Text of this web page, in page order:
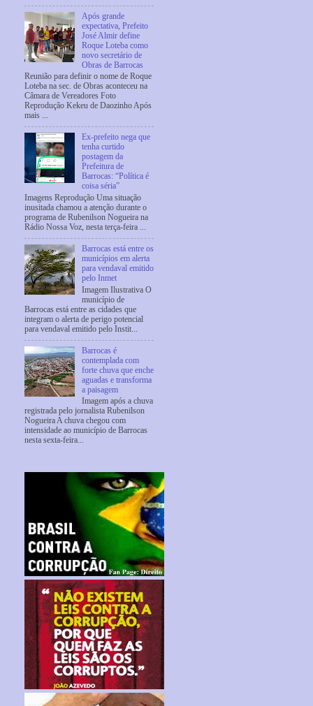
Após grande
expectativa, Prefeito
José Almir define
Roque Loteba como
novo secretário de
Obras de Barrocas
Reunião para definir o nome de Roque
Loteba na sec. de Obras aconteceu na
Câmara de Vereadores Foto
Reprodução Kekeu de Daozinho Após
mais ...
Ex-prefeito nega que
tenha curtido
postagem da
Prefeitura de
Barrocas: “Política é
coisa séria”
Imagens Reprodução Uma situação
inusitada chamou a atenção durante o
programa de Rubenilson Nogueira na
Rádio Nossa Voz, nesta terça-feira ...
Barrocas está entre os
municípios em alerta
para vendaval emitido
pelo Inmet
Imagem Ilustrativa O
município de
Barrocas está entre as cidades que
integram o alerta de perigo potencial
para vendaval emitido pelo Instit...
Barrocas é
contemplada com
forte chuva que enche
aguadas e transforma
a paisagem
Imagem após a chuva
registrada pelo jornalista Rubenilson
Nogueira A chuva chegou com
intensidade ao município de Barrocas
nesta sexta-feira...